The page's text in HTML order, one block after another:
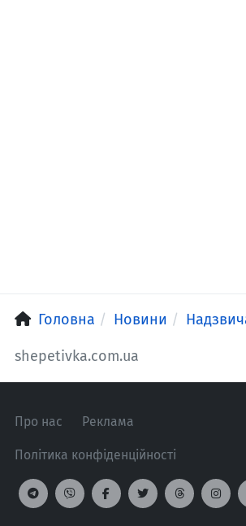
Головна Новини
shepetivka.com.ua
Про нас Реклама
Політика конфіденційності